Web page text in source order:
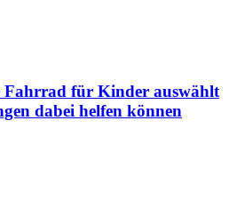
Fahrrad für Kinder auswählt
dabei helfen können